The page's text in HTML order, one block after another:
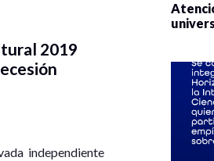
2019
independiente